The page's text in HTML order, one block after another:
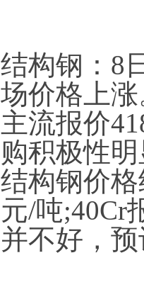
结构钢：8
场价格上
主流报价
购积极性
结构钢价
元/吨;40Cr
并不好，